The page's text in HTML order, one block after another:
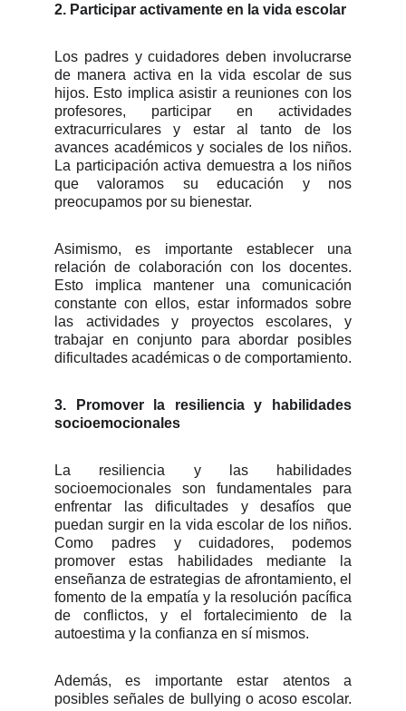
2. Participar activamente en la vida escolar
Los padres y cuidadores deben involucrarse
de manera activa en la vida escolar de sus
hijos. Esto implica asistir a reuniones con los
profesores, participar en actividades
extracurriculares y estar al tanto de los
avances académicos y sociales de los niños.
La participación activa demuestra a los niños
que valoramos su educación y nos
preocupamos por su bienestar.
Asimismo, es importante establecer una
relación de colaboración con los docentes.
Esto implica mantener una comunicación
constante con ellos, estar informados sobre
las actividades y proyectos escolares, y
trabajar en conjunto para abordar posibles
dificultades académicas o de comportamiento.
3. Promover la resiliencia y habilidades
socioemocionales
La resiliencia y las habilidades
socioemocionales son fundamentales para
enfrentar las dificultades y desafíos que
puedan surgir en la vida escolar de los niños.
Como padres y cuidadores, podemos
promover estas habilidades mediante la
enseñanza de estrategias de afrontamiento, el
fomento de la empatía y la resolución pacífica
de conflictos, y el fortalecimiento de la
autoestima y la confianza en sí mismos.
Además, es importante estar atentos a
posibles señales de bullying o acoso escolar.